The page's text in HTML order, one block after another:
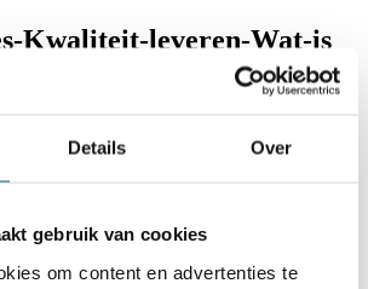
Details Over
gebruik van cookies
om content en advertenties te
Kwaliteit-leveren-Wat-is
den Rijn